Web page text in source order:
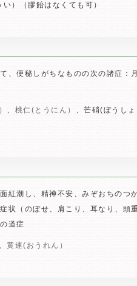
い）（膠飴はなくても可）
、便秘しがちなものの次の諸症：
、 桃仁(とうにん）
、芒硝(ぼうし
紅潮し、精神不安、みぞおちのつ
状（のぼせ、肩こり、耳なり、頭
道症
、 黄連(おうれん）